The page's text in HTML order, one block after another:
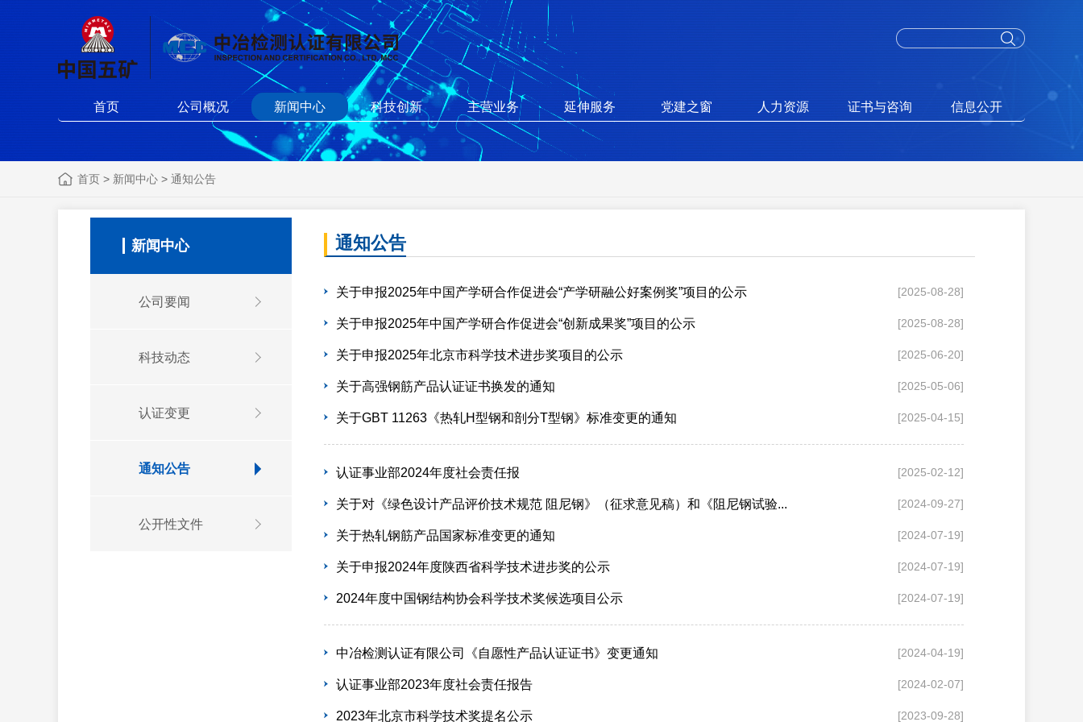
首页 公司概况 新闻中心 科技创新 主营业务 延伸服务 党建之窗 人力资源 证书与咨询 信息公开
首页 > 新闻中心 > 通知公告
新闻中心
公司要闻
科技动态
认证变更
通知公告
公开性文件
通知公告
[2025-08-28]
关于申报2025年中国产学研合作促进会“产学研融公好案例奖”项目的公示
[2025-08-28]
关于申报2025年中国产学研合作促进会“创新成果奖”项目的公示
[2025-06-20]
关于申报2025年北京市科学技术进步奖项目的公示
[2025-05-06]
关于高强钢筋产品认证证书换发的通知
[2025-04-15]
关于GBT 11263《热轧H型钢和剖分T型钢》标准变更的通知
[2025-02-12]
认证事业部2024年度社会责任报
[2024-09-27]
关于对《绿色设计产品评价技术规范 阻尼钢》（征求意见稿）和《阻尼钢试验...
[2024-07-19]
关于热轧钢筋产品国家标准变更的通知
[2024-07-19]
关于申报2024年度陕西省科学技术进步奖的公示
[2024-07-19]
2024年度中国钢结构协会科学技术奖候选项目公示
[2024-04-19]
中冶检测认证有限公司《自愿性产品认证证书》变更通知
[2024-02-07]
认证事业部2023年度社会责任报告
[2023-09-28]
2023年北京市科学技术奖提名公示